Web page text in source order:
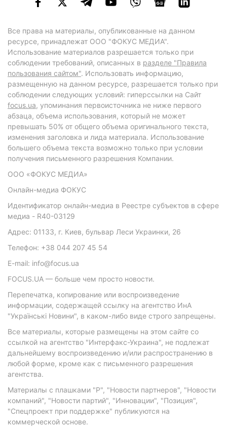
Все права на материалы, опубликованные на данном
ресурсе, принадлежат ООО "ФОКУС МЕДИА".
Использование материалов разрешается только при
соблюдении требований, описанных в разделе "Правила
пользования сайтом". Использовать информацию,
размещенную на данном ресурсе, разрешается только при
соблюдении следующих условий: гиперссылки на Сайт
focus.ua, упоминания первоисточника не ниже первого
абзаца, объема использования, который не может
превышать 50% от общего объема оригинального текста,
изменения заголовка и лида материала. Использование
большего объема текста возможно только при условии
получения письменного разрешения Компании.
ООО «ФОКУС МЕДИА»
Онлайн-медиа ФОКУС
Идентификатор онлайн-медиа в Реестре субъектов в сфере
медиа - R40-03129
Адрес: 01133, г. Киев, бульвар Леси Украинки, 26
Телефон: +38 044 207 45 54
E-mail: info@focus.ua
FOCUS.UA — больше чем просто новости.
Перепечатка, копирование или воспроизведение
информации, содержащей ссылку на агентство ИнА
"Українські Новини", в каком-либо виде строго запрещены.
Все материалы, которые размещены на этом сайте со
ссылкой на агентство "Интерфакс-Украина", не подлежат
дальнейшему воспроизведению и/или распространению в
любой форме, кроме как с письменного разрешения
агентства.
Материалы с плашками "Р", "Новости партнеров", "Новости
компаний", "Новости партий", "Инновации", "Позиция",
"Спецпроект при поддержке" публикуются на
коммерческой основе.